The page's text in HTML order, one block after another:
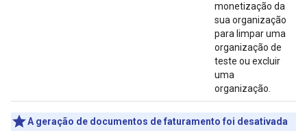
monetização da
sua organização
para limpar uma
organização de
teste ou excluir
uma
organização.
A geração de documentos de faturamento foi desativada